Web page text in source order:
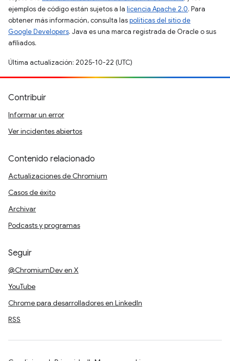
ejemplos de código están sujetos a la licencia Apache 2.0. Para
obtener más información, consulta laspolíticas del sitio de
Google Developers. Java es una marca registrada de Oracle o sus
afiliados.
Última actualización: 2025-10-22 (UTC)
Contribuir
Informar un error
Ver incidentes abiertos
Contenido relacionado
Actualizaciones de Chromium
Casos de éxito
Archivar
Podcasts y programas
Seguir
@ChromiumDev en X
YouTube
Chrome para desarrolladores en LinkedIn
RSS